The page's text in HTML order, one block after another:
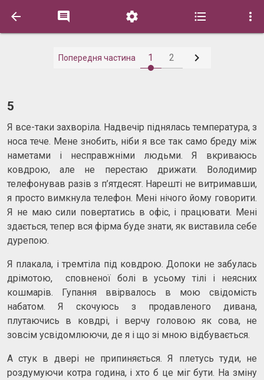
    
Попередня частина 1 2 
5
Я все-таки захворіла. Надвечір піднялась температура, з
носа тече. Мене знобить, ніби я все так само бреду між
наметами і несправжніми людьми. Я вкриваюсь
ковдрою, але не перестаю дрижати. Володимир
телефонував разів з п’ятдесят. Нарешті не витримавши,
я просто вимкнула телефон. Мені нічого йому говорити.
Я не маю сили повертатись в офіс, і працювати. Мені
здається, тепер вся фірма буде знати, як виставила себе
дурепою.
Я плакала, і тремтіла під ковдрою. Допоки не забулась
дрімотою, сповненої болі в усьому тілі і неясних
кошмарів. Гупання ввірвалось в мою свідомість
набатом. Я скочуюсь з продавленого дивана,
плутаючись в ковдрі, і верчу головою як сова, не
зовсім усвідомлюючи, де я і що зі мною відбувається.
А стук в двері не припиняється. Я плетусь туди, не
роздумуючи котра година, і хто б це міг бути. На зміну